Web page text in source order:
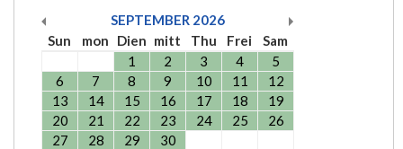
SEPTEMBER 2026
Sun
mon Dien mitt Thu Frei
Sam
1
2 3 4
5
6
7 8 9 10 11
12
13
14 15 16 17 18
19
20
21 22 23 24 25
26
27
28 29 30